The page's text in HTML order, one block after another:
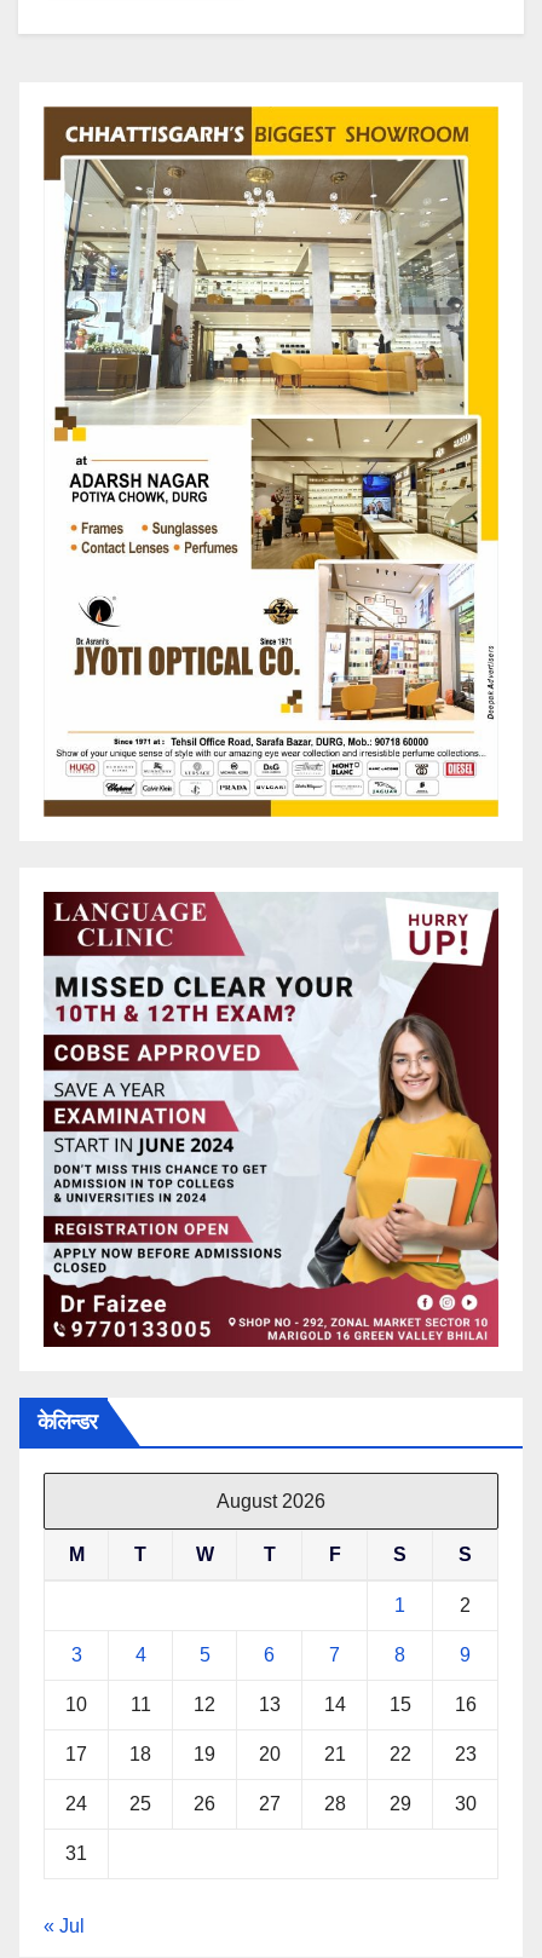
केलिन्डर
August 2026
M T W T F S S
1 2
3 4 5 6 7 8 9
10 11 12 13 14 15 16
17 18 19 20 21 22 23
24 25 26 27 28 29 30
31
« Jul